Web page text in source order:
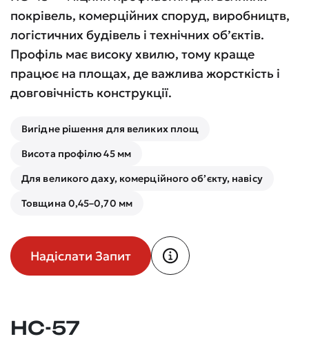
покрівель, комерційних споруд, виробництв,
логістичних будівель і технічних об’єктів.
Профіль має високу хвилю, тому краще
працює на площах, де важлива жорсткість і
довговічність конструкції.
Вигідне рішення для великих площ
Висота профілю 45 мм
Для великого даху, комерційного об’єкту, навісу
Товщина 0,45–0,70 мм
Надіслати Запит
НС-57